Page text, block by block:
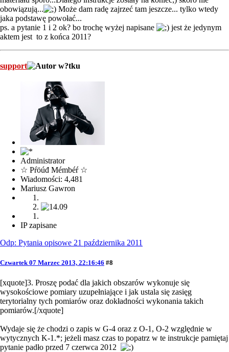
obowiązują...
Może dam radę zajrzeć tam jeszcze... tylko wtedy
jaka podstawę powołać...
ps. a pytanie 1 i 2 ok? bo trochę wyżej napisane
jest że jedynym
aktem jest to z końca 2011?
support
Administrator
☆ Pŕöúđ Mémbéŕ ☆
Wiadomości: 4,481
Mariusz Gawron
IP zapisane
Odp: Pytania opisowe 21 października 2011
Czwartek 07 Marzec 2013, 22:16:46 #8
[xquote]3. Proszę podać dla jakich obszarów wykonuje się
wysokościowe pomiary uzupełniające i jak ustala się zasięg
terytorialny tych pomiarów oraz dokładności wykonania takich
pomiarów.[/xquote]
Wydaje się że chodzi o zapis w G-4 oraz z O-1, O-2 względnie w
wytycznych K-1.*; jeżeli masz czas to popatrz w te instrukcje pamiętaj
pytanie padło przed 7 czerwca 2012